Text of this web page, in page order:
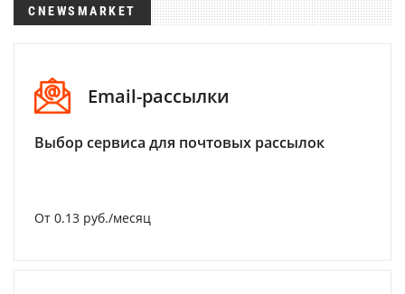
CNEWSMARKET
Email-рассылки
Выбор сервиса для почтовых рассылок
От 0.13 руб./месяц